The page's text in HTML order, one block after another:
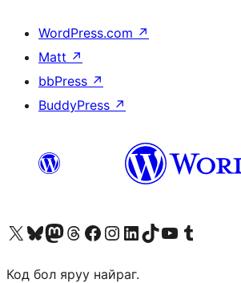
WordPress.com ↗
Matt ↗
bbPress ↗
BuddyPress ↗
Visit our X (formerly Twitter) account
Visit our Bluesky account
Visit our Mastodon account
Visit our Threads account
Манай фэйсбүүк хуудсаар зочилно ууМанай Instagram хаягаар зочилно уу Манай LinkedIn хаягаар зочилно ууVisit our TikTok account
Манай YouTube сувгаар зочилно уу Visit our Tumblr account
Код бол яруу найраг.